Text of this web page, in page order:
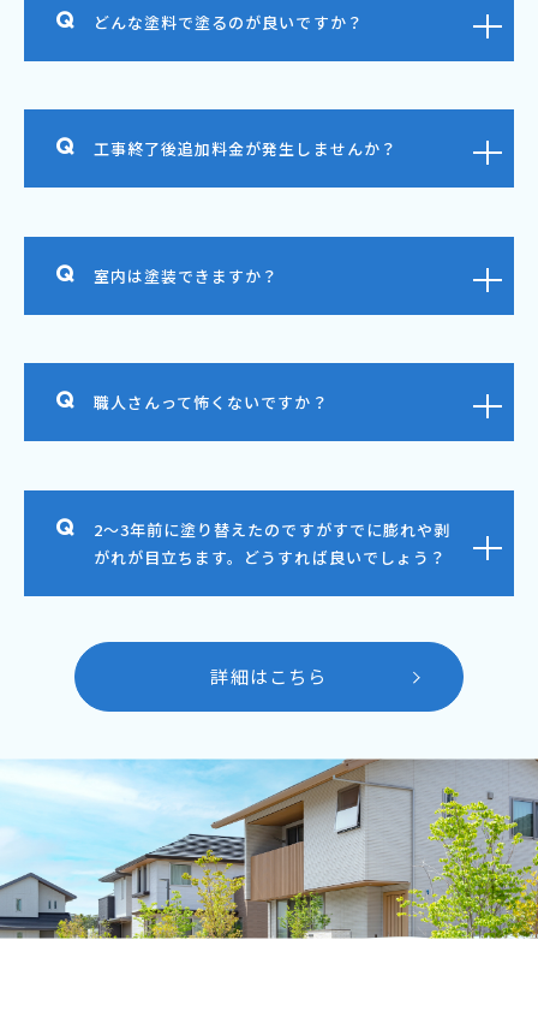
どんな塗料で塗るのが良いですか？
工事終了後追加料金が発生しませんか？
室内は塗装できますか？
職人さんって怖くないですか？
2～3年前に塗り替えたのですがすでに膨れや剥
がれが目立ちます。どうすれば良いでしょう？
詳細はこちら